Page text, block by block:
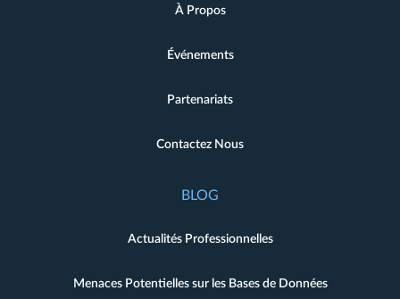
À Propos
Événements
Partenariats
Contactez Nous
BLOG
Actualités Professionnelles
Menaces Potentielles sur les Bases de Données